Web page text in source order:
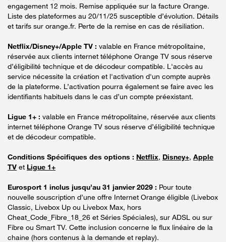
engagement 12 mois. Remise appliquée sur la facture Orange.
Liste des plateformes au 20/11/25 susceptible d’évolution. Détails
et tarifs sur orange.fr. Perte de la remise en cas de résiliation.
Netflix/Disney+/Apple TV : valable en France métropolitaine,
réservée aux clients internet téléphone Orange TV sous réserve
d’éligibilité technique et de décodeur compatible. L'accès au
service nécessite la création et l'activation d'un compte auprès
de la plateforme. L’activation pourra également se faire avec les
identifiants habituels dans le cas d’un compte préexistant.
Ligue 1+ : valable en France métropolitaine, réservée aux clients
internet téléphone Orange TV sous réserve d’éligibilité technique
et de décodeur compatible.
Conditions Spécifiques des options : Netflix, Disney+, Apple
TV et Ligue 1+
Eurosport 1 inclus jusqu’au 31 janvier 2029 : Pour toute
nouvelle souscription d’une offre Internet Orange éligible (Livebox
Classic, Livebox Up ou Livebox Max, hors
Cheat_Code_Fibre_18_26 et Séries Spéciales), sur ADSL ou sur
Fibre ou Smart TV. Cette inclusion concerne le flux linéaire de la
chaine (hors contenus à la demande et replay).